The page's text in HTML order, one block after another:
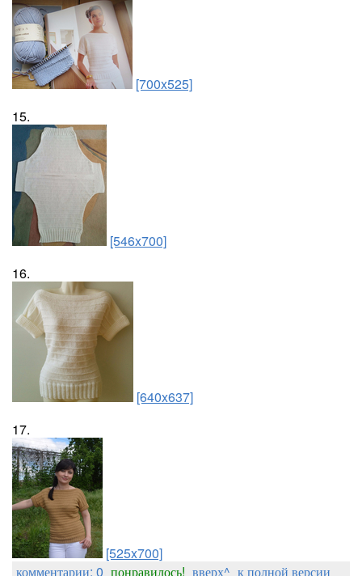
[700x525]
15.
[546x700]
16.
[640x637]
17.
[525x700]
комментарии: 0 понравилось! вверх^ к полной версии